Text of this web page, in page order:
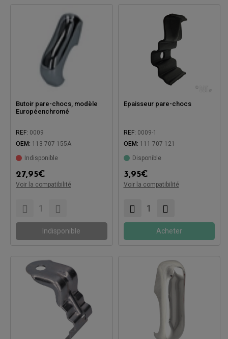
Butoir pare-chocs, modèle
Européenchromé
REF: 0009
OEM: 113 707 155A
Indisponible
27,95€
Voir la compatibilité
Compatible avec:
Indisponible
Epaisseur pare-chocs
REF: 0009-1
OEM: 111 707 121
Disponible
3,95€
Voir la compatibilité
Compatible avec:
Acheter